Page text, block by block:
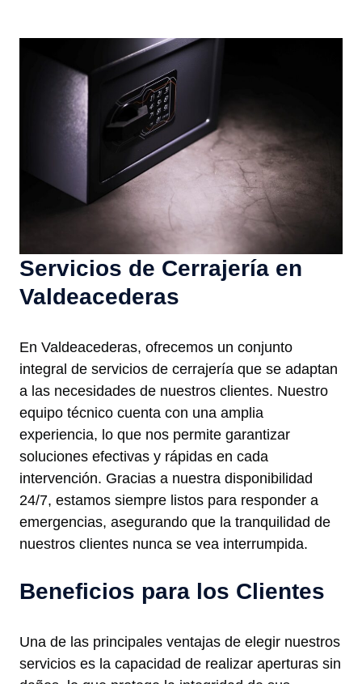
Servicios de Cerrajería en
Valdeacederas
En Valdeacederas, ofrecemos un conjunto
integral de servicios de cerrajería que se adaptan
a las necesidades de nuestros clientes. Nuestro
equipo técnico cuenta con una amplia
experiencia, lo que nos permite garantizar
soluciones efectivas y rápidas en cada
intervención. Gracias a nuestra disponibilidad
24/7, estamos siempre listos para responder a
emergencias, asegurando que la tranquilidad de
nuestros clientes nunca se vea interrumpida.
Beneficios para los Clientes
Una de las principales ventajas de elegir nuestros
servicios es la capacidad de realizar aperturas sin